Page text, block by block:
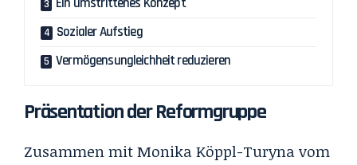
Sozialer Aufstieg
Vermögensungleichheit reduzieren
Präsentation der Reformgruppe
Zusammen mit Monika Köppl-Turyna vom